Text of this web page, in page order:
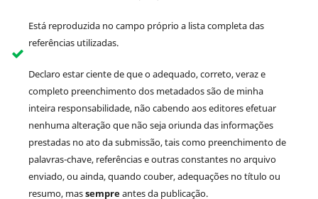
Está reproduzida no campo próprio a lista completa das
referências utilizadas.
Declaro estar ciente de que o adequado, correto, veraz e
completo preenchimento dos metadados são de minha
inteira responsabilidade, não cabendo aos editores efetuar
nenhuma alteração que não seja oriunda das informações
prestadas no ato da submissão, tais como preenchimento de
palavras-chave, referências e outras constantes no arquivo
enviado, ou ainda, quando couber, adequações no título ou
resumo, massempreantes da publicação.